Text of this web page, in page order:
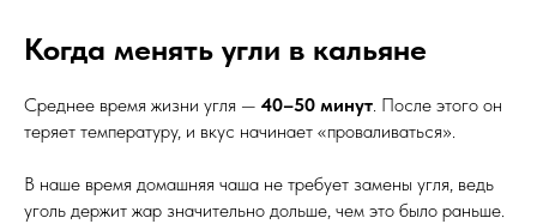
Когда менять угли в кальяне
Среднее время жизни угля — 40–50 минут. После этого он
теряет температуру, и вкус начинает «проваливаться».
В наше время домашняя чаша не требует замены угля, ведь
уголь держит жар значительно дольше, чем это было раньше.